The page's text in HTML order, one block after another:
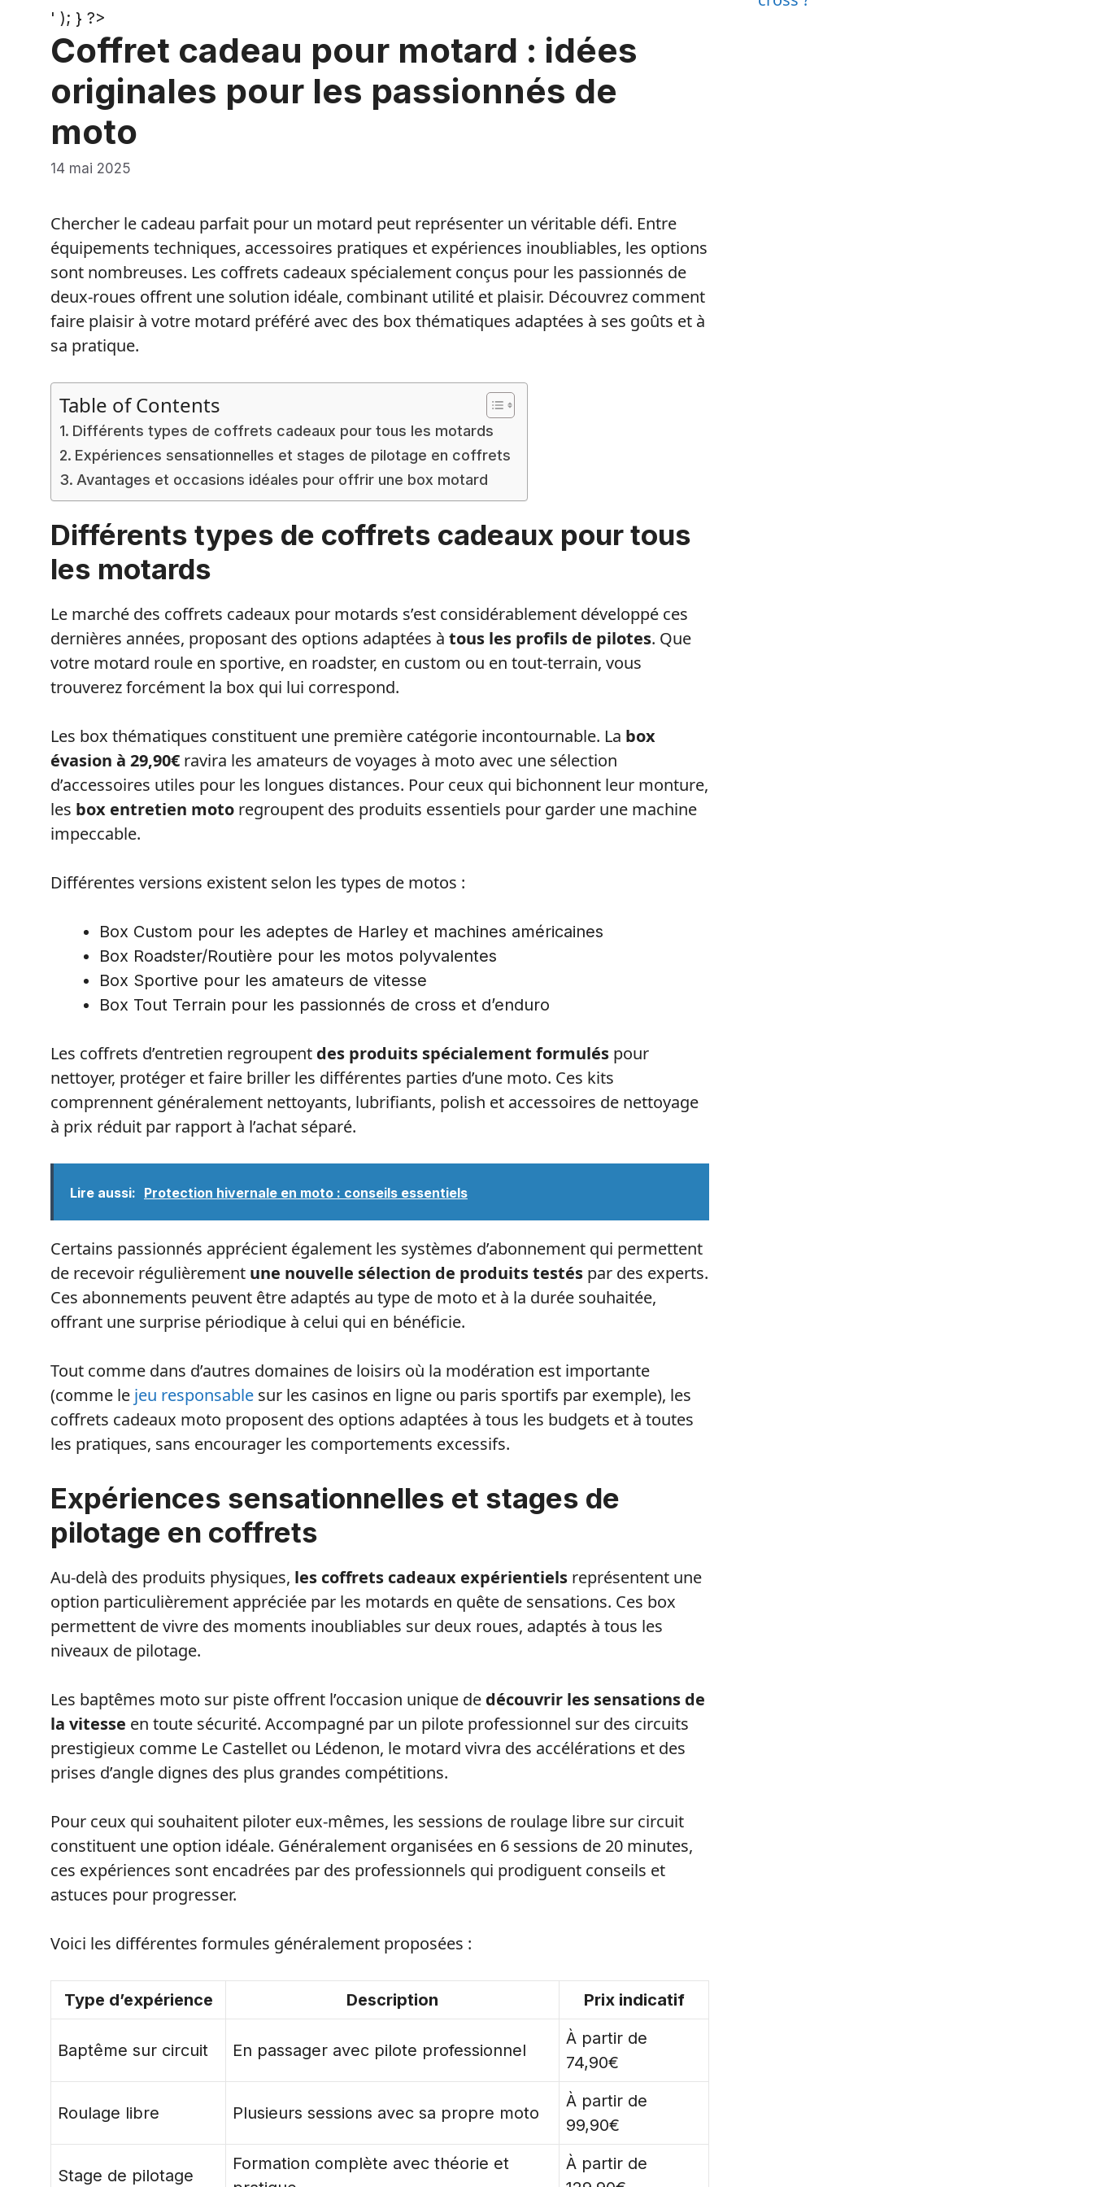
' ); } ?>
Coffret cadeau pour motard : idées
originales pour les passionnés de
moto
14 mai 2025
Chercher le cadeau parfait pour un motard peut représenter un véritable défi. Entre
équipements techniques, accessoires pratiques et expériences inoubliables, les options
sont nombreuses. Les coffrets cadeaux spécialement conçus pour les passionnés de
deux-roues offrent une solution idéale, combinant utilité et plaisir. Découvrez comment
faire plaisir à votre motard préféré avec des box thématiques adaptées à ses goûts et à
sa pratique.
Table of Contents
Différents types de coffrets cadeaux pour tous les motards
Expériences sensationnelles et stages de pilotage en coffrets
Avantages et occasions idéales pour offrir une box motard
Différents types de coffrets cadeaux pour tous
les motards
Le marché des coffrets cadeaux pour motards s’est considérablement développé ces
dernières années, proposant des options adaptées à tous les profils de pilotes. Que
votre motard roule en sportive, en roadster, en custom ou en tout-terrain, vous
trouverez forcément la box qui lui correspond.
Les box thématiques constituent une première catégorie incontournable. La box
évasion à 29,90€ ravira les amateurs de voyages à moto avec une sélection
d’accessoires utiles pour les longues distances. Pour ceux qui bichonnent leur monture,
les box entretien moto regroupent des produits essentiels pour garder une machine
impeccable.
Différentes versions existent selon les types de motos :
Box Custom pour les adeptes de Harley et machines américaines
Box Roadster/Routière pour les motos polyvalentes
Box Sportive pour les amateurs de vitesse
Box Tout Terrain pour les passionnés de cross et d’enduro
Les coffrets d’entretien regroupent des produits spécialement formulés pour
nettoyer, protéger et faire briller les différentes parties d’une moto. Ces kits
comprennent généralement nettoyants, lubrifiants, polish et accessoires de nettoyage
à prix réduit par rapport à l’achat séparé.
Lire aussi: Protection hivernale en moto : conseils essentiels
Certains passionnés apprécient également les systèmes d’abonnement qui permettent
de recevoir régulièrement une nouvelle sélection de produits testés par des experts.
Ces abonnements peuvent être adaptés au type de moto et à la durée souhaitée,
offrant une surprise périodique à celui qui en bénéficie.
Tout comme dans d’autres domaines de loisirs où la modération est importante
(comme le jeu responsable sur les casinos en ligne ou paris sportifs par exemple), les
coffrets cadeaux moto proposent des options adaptées à tous les budgets et à toutes
les pratiques, sans encourager les comportements excessifs.
Expériences sensationnelles et stages de
pilotage en coffrets
Au-delà des produits physiques, les coffrets cadeaux expérientiels représentent une
option particulièrement appréciée par les motards en quête de sensations. Ces box
permettent de vivre des moments inoubliables sur deux roues, adaptés à tous les
niveaux de pilotage.
Les baptêmes moto sur piste offrent l’occasion unique de découvrir les sensations de
la vitesse en toute sécurité. Accompagné par un pilote professionnel sur des circuits
prestigieux comme Le Castellet ou Lédenon, le motard vivra des accélérations et des
prises d’angle dignes des plus grandes compétitions.
Pour ceux qui souhaitent piloter eux-mêmes, les sessions de roulage libre sur circuit
constituent une option idéale. Généralement organisées en 6 sessions de 20 minutes,
ces expériences sont encadrées par des professionnels qui prodiguent conseils et
astuces pour progresser.
Voici les différentes formules généralement proposées :
Type d’expérience Description Prix indicatif
Baptême sur circuit En passager avec pilote professionnel
À partir de
74,90€
Roulage libre Plusieurs sessions avec sa propre moto
À partir de
99,90€
Stage de pilotage
Formation complète avec théorie et
À partir de